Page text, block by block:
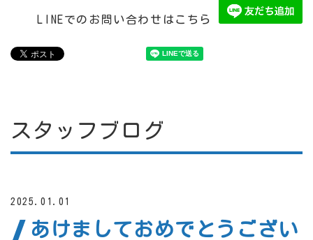
LINEでのお問い合わせはこちら
スタッフブログ
2025.01.01
あけましておめでとうござい